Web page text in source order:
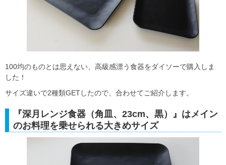
100均のものとは思えない、高級感漂う食器をダイソーで購入しま
した！
サイズ違いで2種類GETしたので、合わせてご紹介します。
『深月レンジ食器（角皿、23cm、黒）』はメイン
のお料理を乗せられる大きめサイズ